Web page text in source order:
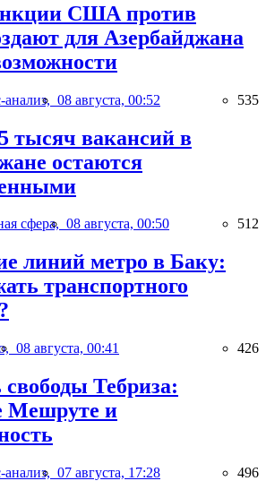
США против
для Азербайджана
анализ, 08 августа, 00:52 535
тысяч вакансий в
остаются
сфера, 08 августа, 00:50 512
линий метро в Баку:
транспортного
08 августа, 00:41 426
Тебриза:
Мешруте и
анализ, 07 августа, 17:28 496